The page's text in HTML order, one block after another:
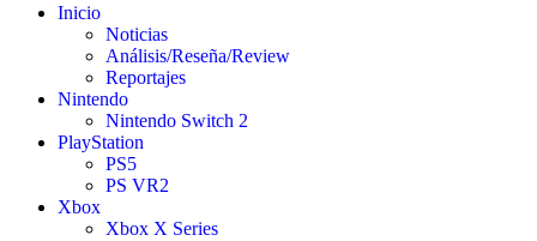
Inicio
Noticias
Análisis/Reseña/Review
Reportajes
Nintendo
Nintendo Switch 2
PlayStation
PS5
PS VR2
Xbox
Xbox X Series